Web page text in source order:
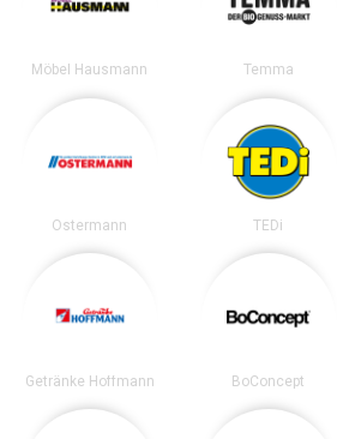
Möbel Hausmann Temma
Ostermann TEDi
Getränke Hoffmann BoConcept